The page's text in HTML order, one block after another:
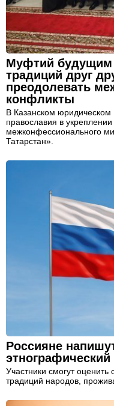
Муфтий будущим
традиций друг
преодолевать
конфликты
В Казанском юридическом
православия в
межконфессионального
Татарстан».
Россияне
этнографический
Участники смогут оценить
традиций народов,